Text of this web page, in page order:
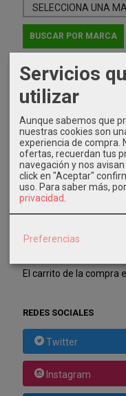
IDIOMA
COSTES DE ENVÍO
GRATIS *
Consultar
El carrito de la compra
REDES SOCIALES
Twitter
Instagram
Servicios
utilizar
Aunque sabemos que
nuestras cookies son
experiencia de compra.
ofertas, recuerdan tus
navegación y nos
click en "Aceptar"
uso. Para saber más,
privacidad
Preferencias